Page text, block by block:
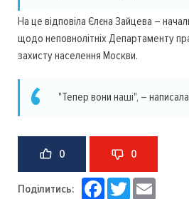
На це відповіла Єлєна Зайцева –
щодо неповнолітніх Департаменту
захисту населення Москви.
"Тепер вони наші", –
0 0
Поділитись: Facebook
Twitter